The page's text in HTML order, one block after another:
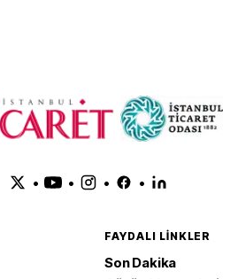
• • • •
FAYDALI LINKLER
Son Dakika